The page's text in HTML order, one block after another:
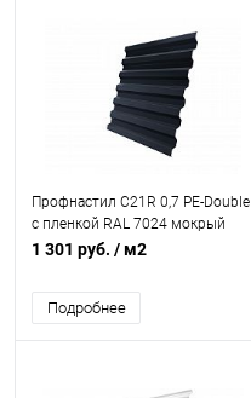
Профнастил С21R 0,7 PE-Double
с пленкой RAL 7024 мокрый
асфальт
1 301 руб. / м2
Подробнее